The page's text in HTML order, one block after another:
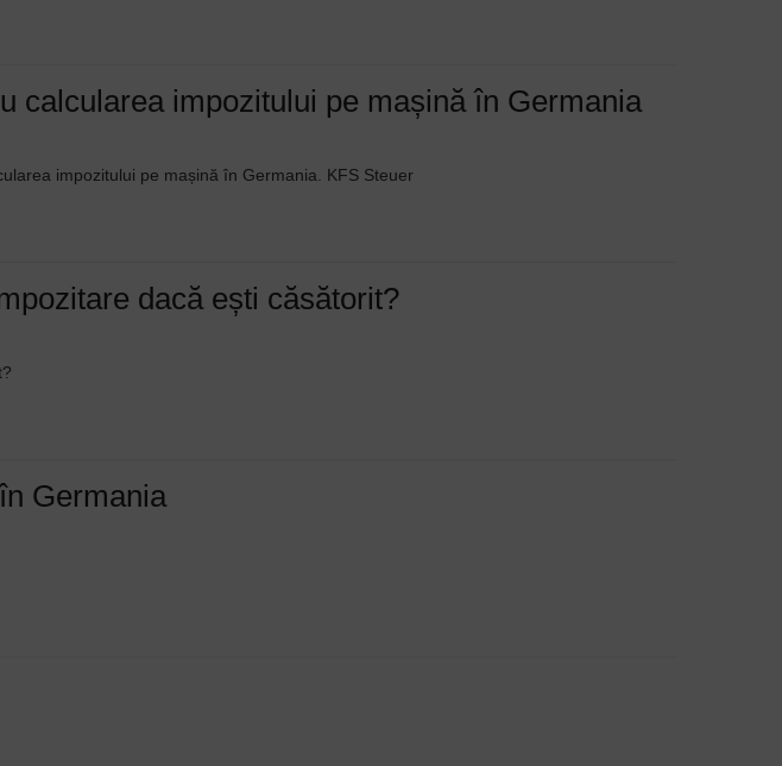
calcularea impozitului pe mașină în Germania
impozitului pe mașină în Germania. KFS Steuer
dacă ești căsătorit?
Germania